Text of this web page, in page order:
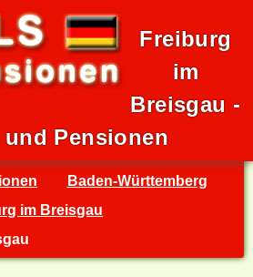
Freiburg
im
Breisgau -
und Pensionen
Baden-Württemberg
im Breisgau